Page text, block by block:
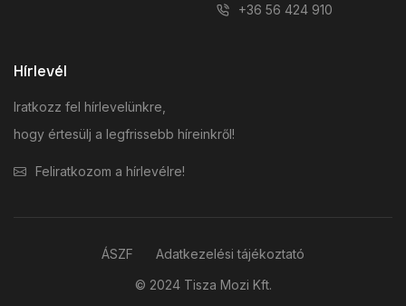
+36 56 424 910
Hírlevél
Iratkozz fel hírlevelünkre,
hogy értesülj a legfrissebb híreinkről!
Feliratkozom a hírlevélre!
© 2024 Tisza Mozi Kft.
ÁSZF Adatkezelési tájékoztató